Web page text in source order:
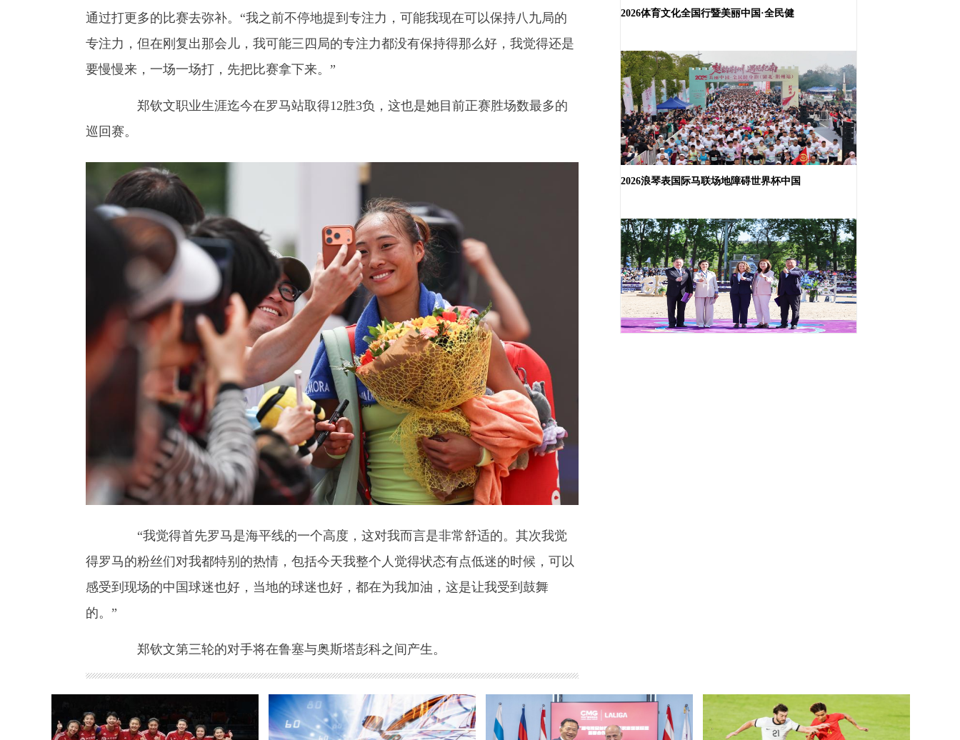
通过打更多的比赛去弥补。“我之前不停地提到专注力，可能我现在可以保持八九局的
专注力，但在刚复出那会儿，我可能三四局的专注力都没有保持得那么好，我觉得还是
要慢慢来，一场一场打，先把比赛拿下来。”
郑钦文职业生涯迄今在罗马站取得12胜3负，这也是她目前正赛胜场数最多的
巡回赛。
“我觉得首先罗马是海平线的一个高度，这对我而言是非常舒适的。其次我觉
得罗马的粉丝们对我都特别的热情，包括今天我整个人觉得状态有点低迷的时候，可以
感受到现场的中国球迷也好，当地的球迷也好，都在为我加油，这是让我受到鼓舞
的。”
郑钦文第三轮的对手将在鲁塞与奥斯塔彭科之间产生。
2026体育文化全国行暨美丽中国·全民健
2026浪琴表国际马联场地障碍世界杯中国